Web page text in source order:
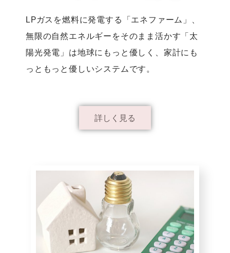
LPガスを燃料に発電する「エネファーム」、
無限の自然エネルギーをそのまま活かす「太
陽光発電」は地球にもっと優しく、家計にも
っともっと優しいシステムです。
詳しく見る